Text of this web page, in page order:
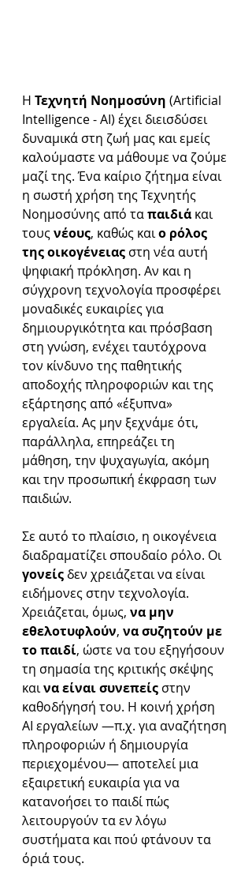
Η Τεχνητή Νοημοσύνη (Artificial
Intelligence - AI) έχει διεισδύσει
δυναμικά στη ζωή μας και εμείς
καλούμαστε να μάθουμε να ζούμε
μαζί της. Ένα καίριο ζήτημα είναι
η σωστή χρήση της Τεχνητής
Νοημοσύνης από τα παιδιά και
τους νέους, καθώς και ο ρόλος
της οικογένειας στη νέα αυτή
ψηφιακή πρόκληση. Αν και η
σύγχρονη τεχνολογία προσφέρει
μοναδικές ευκαιρίες για
δημιουργικότητα και πρόσβαση
στη γνώση, ενέχει ταυτόχρονα
τον κίνδυνο της παθητικής
αποδοχής πληροφοριών και της
εξάρτησης από «έξυπνα»
εργαλεία. Ας μην ξεχνάμε ότι,
παράλληλα, επηρεάζει τη
μάθηση, την ψυχαγωγία, ακόμη
και την προσωπική έκφραση των
παιδιών.
Σε αυτό το πλαίσιο, η οικογένεια
διαδραματίζει σπουδαίο ρόλο. Οι
γονείς δεν χρειάζεται να είναι
ειδήμονες στην τεχνολογία.
Χρειάζεται, όμως, να μην
εθελοτυφλούν, να συζητούν με
το παιδί, ώστε να του εξηγήσουν
τη σημασία της κριτικής σκέψης
και να είναι συνεπείς στην
καθοδήγησή του. Η κοινή χρήση
AI εργαλείων —π.χ. για αναζήτηση
πληροφοριών ή δημιουργία
περιεχομένου— αποτελεί μια
εξαιρετική ευκαιρία για να
κατανοήσει το παιδί πώς
λειτουργούν τα εν λόγω
συστήματα και πού φτάνουν τα
όριά τους.